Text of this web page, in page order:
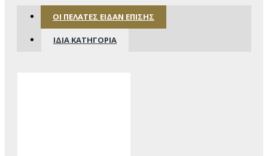
ΟΙ ΠΕΛΆΤΕΣ ΕΊΔΑΝ ΕΠΊΣΗΣ
ΊΔΙΑ ΚΑΤΗΓΟΡΊΑ